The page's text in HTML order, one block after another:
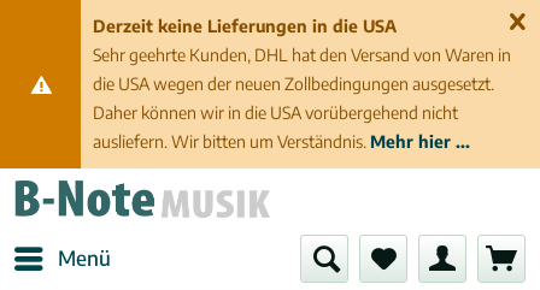
Derzeit keine Lieferungen in die USA
Sehr geehrte Kunden, DHL hat den Versand von Waren in
die USA wegen der neuen Zollbedingungen ausgesetzt.
Daher können wir in die USA vorübergehend nicht
ausliefern. Wir bitten um Verständnis. Mehr hier ...
Menü